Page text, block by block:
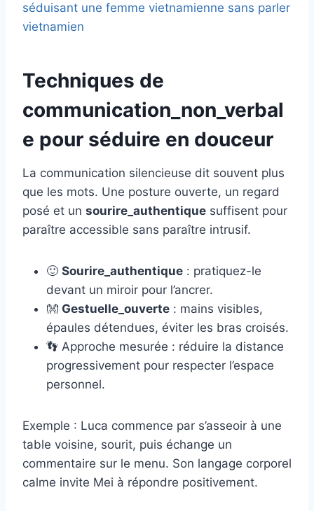
séduisant une femme vietnamienne sans parler
vietnamien
Techniques de
communication_non_verbal
e pour séduire en douceur
La communication silencieuse dit souvent plus
que les mots. Une posture ouverte, un regard
posé et un sourire_authentique suffisent pour
paraître accessible sans paraître intrusif.
🙂 Sourire_authentique : pratiquez-le
devant un miroir pour l’ancrer.
👐 Gestuelle_ouverte : mains visibles,
épaules détendues, éviter les bras croisés.
👣 Approche mesurée : réduire la distance
progressivement pour respecter l’espace
personnel.
Exemple : Luca commence par s’asseoir à une
table voisine, sourit, puis échange un
commentaire sur le menu. Son langage corporel
calme invite Mei à répondre positivement.